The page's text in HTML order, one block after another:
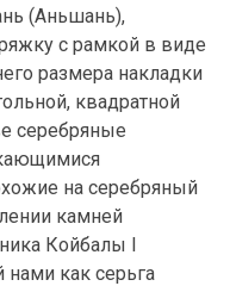
(Аньшань),
с рамкой в виде
размера накладки
квадратной
серебряные
на серебряный
камней
Койбалы I
как серьга